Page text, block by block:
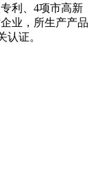
利、4项市高新
业，所生产产品
认证。